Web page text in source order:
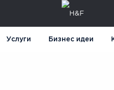
Услуги Бизнес идеи